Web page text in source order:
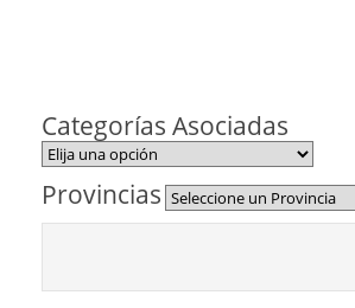
Categorías Asociadas
Provincias